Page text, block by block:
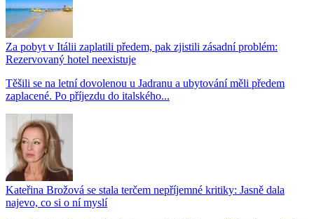
Za pobyt v Itálii zaplatili předem, pak zjistili zásadní problém:
Rezervovaný hotel neexistuje
Těšili se na letní dovolenou u Jadranu a ubytování měli předem
zaplacené. Po příjezdu do italského...
Kateřina Brožová se stala terčem nepříjemné kritiky: Jasně dala
najevo, co si o ní myslí